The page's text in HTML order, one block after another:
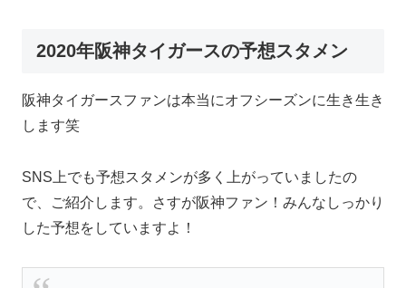
2020年阪神タイガースの予想スタメン
阪神タイガースファンは本当にオフシーズンに生き生き
します笑
SNS上でも予想スタメンが多く上がっていましたの
で、ご紹介します。さすが阪神ファン！みんなしっかり
した予想をしていますよ！